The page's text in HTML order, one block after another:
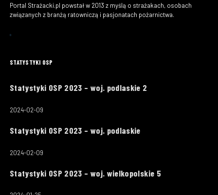
Portal Strażacki.pl powstał w 2013 z myślą o strażakach, osobach
związanych z branżą ratowniczą i pasjonatach pożarnictwa.
STATYSTYKI OSP
Statystyki OSP 2023 – woj. podlaskie 2
2024-02-09
Statystyki OSP 2023 – woj. podlaskie
2024-02-09
Statystyki OSP 2023 – woj. wielkopolskie 5